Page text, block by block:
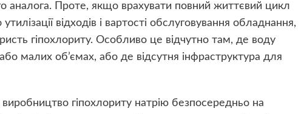
аналога. Проте, якщо врахувати повний життєвий цикл
відходів і вартості обслуговування обладнання,
гіпохлориту. Особливо це відчутно там, де воду
малих об’ємах, або де відсутня інфраструктура для
гіпохлориту натрію безпосередньо на